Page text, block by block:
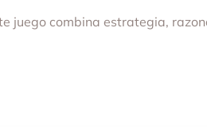
juego combina estrategia,